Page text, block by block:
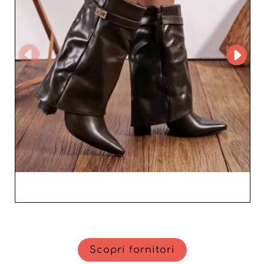
azienda è enorme. Scegliere Bella shoes significa puntare
su un partner affidabile, impegnato nel vostro successo.
La trasparenza delle transazioni, unita a consegne rapide
e sicure, rafforza il rapporto di fiducia con i vostri clienti
finali. A ciò si aggiunge una politica di prezzi competitiva
che aumenterà i vostri margini, dandovi tutti gli
strumenti per far crescere il vostro negozio. Scegliete
Bella shoes e scoprite perché tanti professionisti hanno
già scelto questo grossista per rifornire i loro scaffali con
novità esclusive. Godetevi la moda italiana più
sofisticata, che si distingue sia per l’estetica sia per le
performance sul mercato.
Scopri fornitori